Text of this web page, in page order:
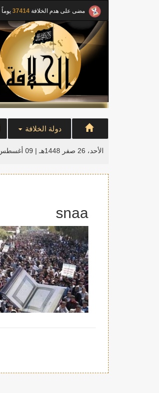
مضى على هدم الخلافة 37414 يوماً
دولة الخلافة
الأحد، 26 صفر 1448هـ | 09 أغسطس 2026م |
snaa